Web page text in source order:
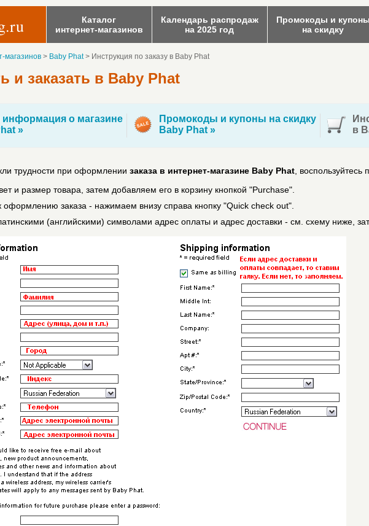
Каталог
интернет-магазинов
Календарь распродаж
на 2025 год
Промокоды и купоны
на скидку
магазинов > Baby Phat> Инструкция по заказу в Baby Phat
и заказать в Baby Phat
о магазине
»
Промокоды и купоны на скидку
Baby Phat »
в
трудности при оформлении заказа в интернет-магазине Baby Phat ,
и размер товара, затем добавляем его в корзину кнопкой "Purchase".
оформлению заказа - нажимаем внизу справа кнопку "Quick check out".
(английскими) символами адрес оплаты и адрес доставки - см. схему ниже,